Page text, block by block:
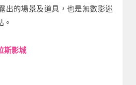
出的場景及道具，也是無數影迷
。
斯影城